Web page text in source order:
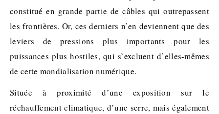
constitué en grande partie de câbles qui outrepassent
les frontières. Or, ces derniers n’en deviennent que des
leviers de pressions plus importants pour les
puissances plus hostiles, qui s’excluent d’elles-mêmes
de cette mondialisation numérique.
Située à proximité d’une exposition sur le
réchauffement climatique, d’une serre, mais également